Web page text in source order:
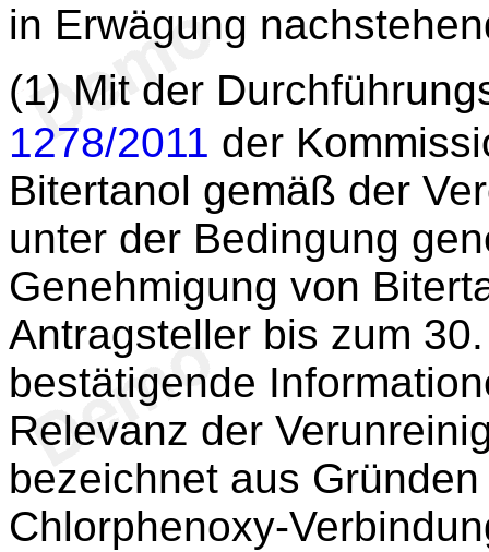
in Erwägung
(1) Mit der
1278/2011 der
Bitertanol gemäß der
unter der Bedingung
Genehmigung von
Antragsteller bis zum
bestätigende
Relevanz der
bezeichnet aus
Chlorphenoxy-